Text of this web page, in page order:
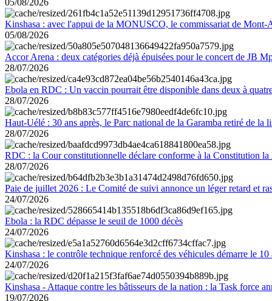
05/08/2026
Kinshasa : avec l'appui de la MONUSCO, le commissariat de Mont-
05/08/2026
Accor Arena : deux catégories déjà épuisées pour le concert de JB
28/07/2026
Ebola en RDC : Un vaccin pourrait être disponible dans deux à
28/07/2026
Haut-Uélé : 30 ans après, le Parc national de la Garamba retiré de la
28/07/2026
RDC : la Cour constitutionnelle déclare conforme à la Constitution la
28/07/2026
Paie de juillet 2026 : Le Comité de suivi annonce un léger retard et
24/07/2026
Ebola : la RDC dépasse le seuil de 1000 décès
24/07/2026
Kinshasa : le contrôle technique renforcé des véhicules démarre le 10
24/07/2026
Kinshasa - Attaque contre les bâtisseurs de la nation : la Task force
19/07/2026